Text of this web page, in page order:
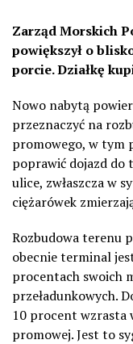
Zarząd Morskich
powiększył o
porcie. Działkę
Nowo nabytą
przeznaczyć na
promowego, w tym
poprawić dojazd do
ulice, zwłaszcza w
ciężarówek
Rozbudowa terenu
obecnie terminal
procentach swoich
przeładunkowych.
10 procent wzrasta
promowej. Jest to